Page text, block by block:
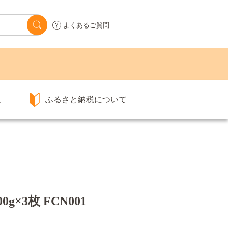
よくあるご質問
ふるさと納税について
枚 FCN001